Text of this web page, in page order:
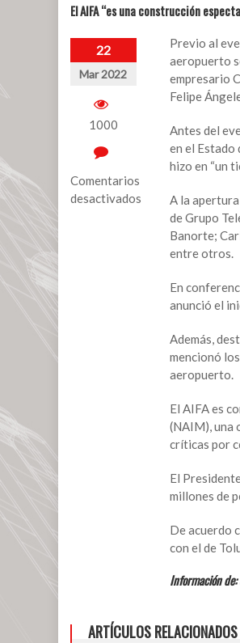
El AIFA “es una construcción
22
Mar 2022
1000
Comentarios
desactivados
Previo al
aeropuerto
empresario
Felipe
Antes del
en el Estado
hizo en “un
A la
de Grupo
Banorte;
entre otros.
En
anunció el
Además,
mencionó
aeropuerto.
El AIFA es
(NAIM), una
críticas por
El
millones de
De acuerdo
con el de
Información
ARTÍCULOS RELACIONADOS